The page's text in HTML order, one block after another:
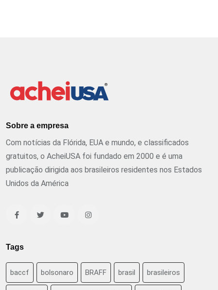
Sobre a empresa
Com notícias da Flórida, EUA e mundo, e classificados
gratuitos, o AcheiUSA foi fundado em 2000 e é uma
publicação dirigida aos brasileiros residentes nos Estados
Unidos da América
Tags
baccf bolsonaro BRAFF brasil brasileiros